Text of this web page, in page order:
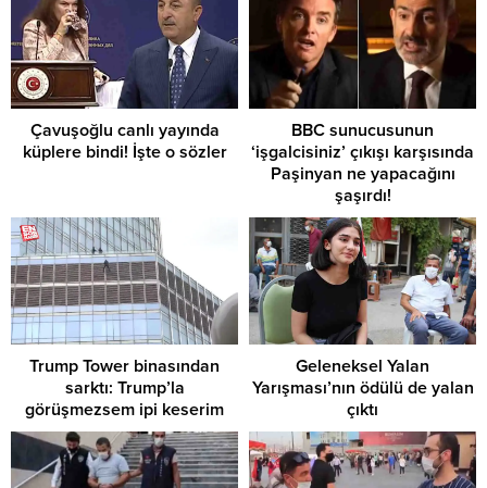
Çavuşoğlu canlı yayında
küplere bindi! İşte o sözler
BBC sunucusunun
‘işgalcisiniz’ çıkışı karşısında
Paşinyan ne yapacağını
şaşırdı!
Trump Tower binasından
sarktı: Trump’la
görüşmezsem ipi keserim
Geleneksel Yalan
Yarışması’nın ödülü de yalan
çıktı